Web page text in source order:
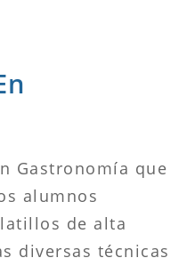
Gastronomía que
alumnos
de alta
diversas técnicas